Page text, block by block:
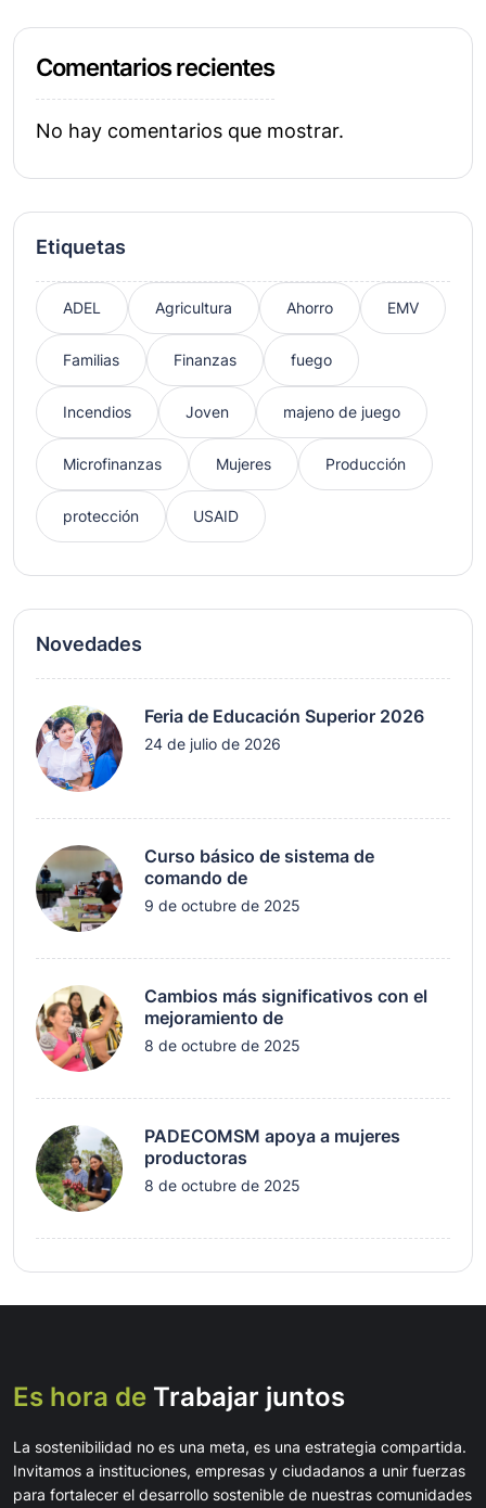
Comentarios recientes
No hay comentarios que mostrar.
Etiquetas
ADEL Agricultura Ahorro EMV
Familias Finanzas fuego
Incendios Joven majeno de juego
Microfinanzas Mujeres Producción
protección USAID
Novedades
Feria de Educación Superior 2026
24 de julio de 2026
Curso básico de sistema de
comando de
9 de octubre de 2025
Cambios más significativos con el
mejoramiento de
8 de octubre de 2025
PADECOMSM apoya a mujeres
productoras
8 de octubre de 2025
Es hora de Trabajar juntos
La sostenibilidad no es una meta, es una estrategia compartida.
Invitamos a instituciones, empresas y ciudadanos a unir fuerzas
para fortalecer el desarrollo sostenible de nuestras comunidades